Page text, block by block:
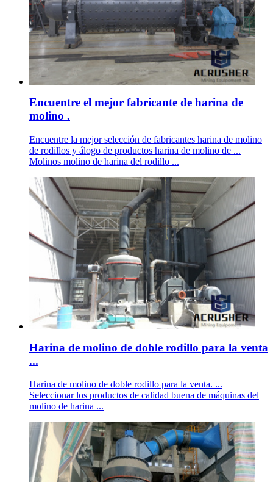
Encuentre el mejor fabricante de harina de
molino .
Encuentre la mejor selección de fabricantes harina de molino
de rodillos y álogo de productos harina de molino de ...
Molinos molino de harina del rodillo ...
Harina de molino de doble rodillo para la venta
...
Harina de molino de doble rodillo para la venta. ...
Seleccionar los productos de calidad buena de máquinas del
molino de harina ...